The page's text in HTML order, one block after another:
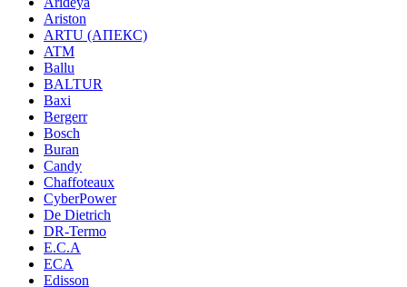
Ariston
ARTU (АПЕКС)
ATM
Ballu
BALTUR
Baxi
Bergerr
Bosch
Buran
Candy
Chaffoteaux
CyberPower
De Dietrich
DR-Termo
E.C.A
ECA
Edisson